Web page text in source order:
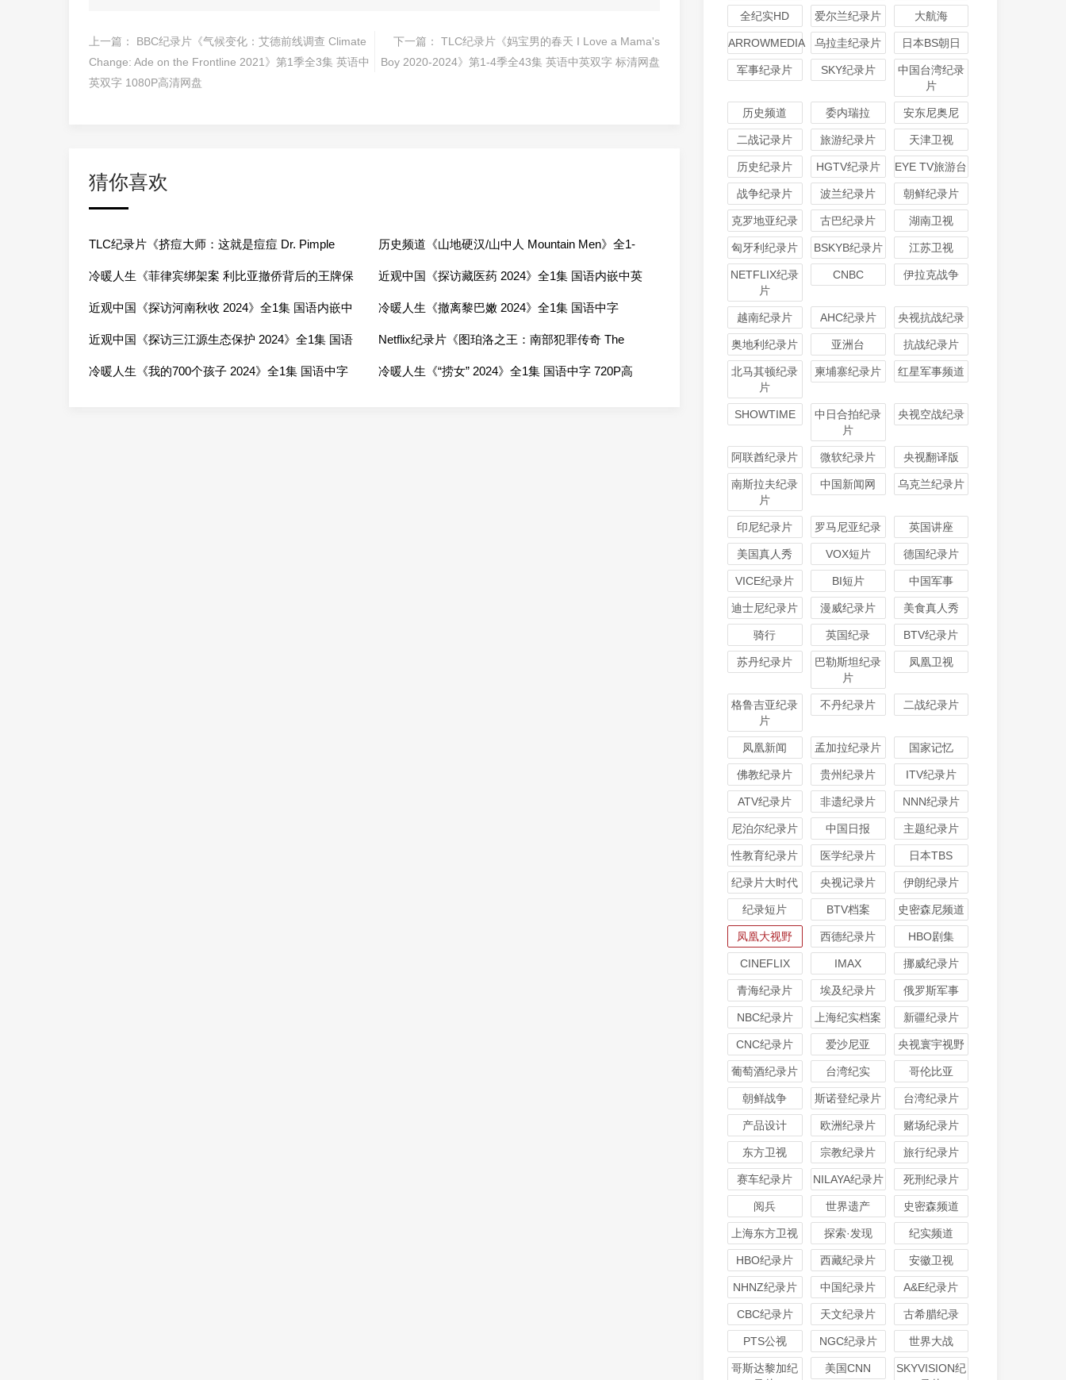
上一篇： BBC纪录片《气候变化：艾德前线调查 Climate
Change: Ade on the Frontline 2021》第1季全3集 英语中
英双字 1080P高清网盘
下一篇： TLC纪录片《妈宝男的春天 I Love a Mama's
Boy 2020-2024》第1-4季全43集 英语中英双字 标清网盘
猜你喜欢
TLC纪录片《挤痘大师：这就是痘痘 Dr. Pimple
Popper: This is Zit 2023》第1-11季全83集 英语中
英双字 1080P高清网盘下载
历史频道《山地硬汉/山中人 Mountain Men》全1-
11季全158集 英语中字 1080P高清网盘下载
冷暖人生《菲律宾绑架案 利比亚撤侨背后的王牌保
镖 2024》全1集 国语中字 720P高清网盘
近观中国《探访藏医药 2024》全1集 国语内嵌中英
双字 720P高清网盘
近观中国《探访河南秋收 2024》全1集 国语内嵌中
英双字 720P高清网盘
冷暖人生《撤离黎巴嫩 2024》全1集 国语中字
720P高清网盘
近观中国《探访三江源生态保护 2024》全1集 国语
内嵌中英双字 720P高清网盘
Netflix纪录片《图珀洛之王：南部犯罪传奇 The
Kings of Tupelo: A Southern Crime Saga 2024》全1
冷暖人生《我的700个孩子 2024》全1集 国语中字 冷暖人生《“捞女” 2024》全1集 国语中字 720P高
全纪实HD 爱尔兰纪录片 大航海
ARROWMEDIA 乌拉圭纪录片 日本BS朝日
军事纪录片 SKY纪录片
中国台湾纪录
片
历史频道 委内瑞拉 安东尼奥尼
二战记录片 旅游纪录片 天津卫视
历史纪录片 HGTV纪录片 EYE TV旅游台
战争纪录片 波兰纪录片 朝鲜纪录片
克罗地亚纪录 古巴纪录片 湖南卫视
匈牙利纪录片 BSKYB纪录片 江苏卫视
NETFLIX纪录
片
CNBC 伊拉克战争
越南纪录片 AHC纪录片 央视抗战纪录
奥地利纪录片 亚洲台 抗战纪录片
北马其顿纪录
片
柬埔寨纪录片 红星军事频道
SHOWTIME
中日合拍纪录
片
央视空战纪录
阿联酋纪录片 微软纪录片 央视翻译版
南斯拉夫纪录
片
中国新闻网 乌克兰纪录片
印尼纪录片 罗马尼亚纪录 英国讲座
美国真人秀 VOX短片 德国纪录片
VICE纪录片 BI短片 中国军事
迪士尼纪录片 漫威纪录片 美食真人秀
骑行 英国纪录 BTV纪录片
苏丹纪录片
巴勒斯坦纪录
片
凤凰卫视
格鲁吉亚纪录
片
不丹纪录片 二战纪录片
凤凰新闻 孟加拉纪录片 国家记忆
佛教纪录片 贵州纪录片 ITV纪录片
ATV纪录片 非遗纪录片 NNN纪录片
尼泊尔纪录片 中国日报 主题纪录片
性教育纪录片 医学纪录片 日本TBS
纪录片大时代 央视记录片 伊朗纪录片
纪录短片 BTV档案 史密森尼频道
凤凰大视野 西德纪录片 HBO剧集
CINEFLIX IMAX 挪威纪录片
青海纪录片 埃及纪录片 俄罗斯军事
NBC纪录片 上海纪实档案 新疆纪录片
CNC纪录片 爱沙尼亚 央视寰宇视野
葡萄酒纪录片 台湾纪实 哥伦比亚
朝鲜战争 斯诺登纪录片 台湾纪录片
产品设计 欧洲纪录片 赌场纪录片
东方卫视 宗教纪录片 旅行纪录片
赛车纪录片 NILAYA纪录片 死刑纪录片
阅兵 世界遗产 史密森频道
上海东方卫视 探索·发现 纪实频道
HBO纪录片 西藏纪录片 安徽卫视
NHNZ纪录片 中国纪录片 A&E纪录片
CBC纪录片 天文纪录片 古希腊纪录
PTS公视 NGC纪录片 世界大战
哥斯达黎加纪
美国CNN
SKYVISION纪